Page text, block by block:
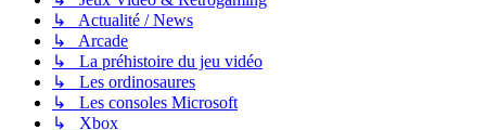
↳ Actualité / News
↳ Arcade
↳ La préhistoire du jeu vidéo
↳ Les ordinosaures
↳ Les consoles Microsoft
↳ Xbox